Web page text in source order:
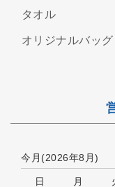
タオル
オリジナルバッグ
今月(2026年8月)
日 月